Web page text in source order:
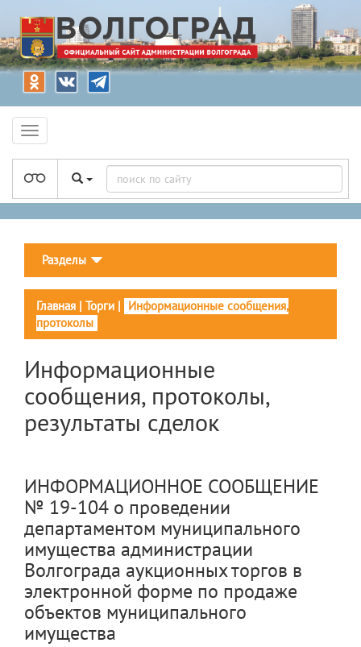
Разделы
Главная | Торги | Информационные сообщения,
протоколы
Информационные
сообщения, протоколы,
результаты сделок
ИНФОРМАЦИОННОЕ СООБЩЕНИЕ
№ 19-104 о проведении
департаментом муниципального
имущества администрации
Волгограда аукционных торгов в
электронной форме по продаже
объектов муниципального
имущества